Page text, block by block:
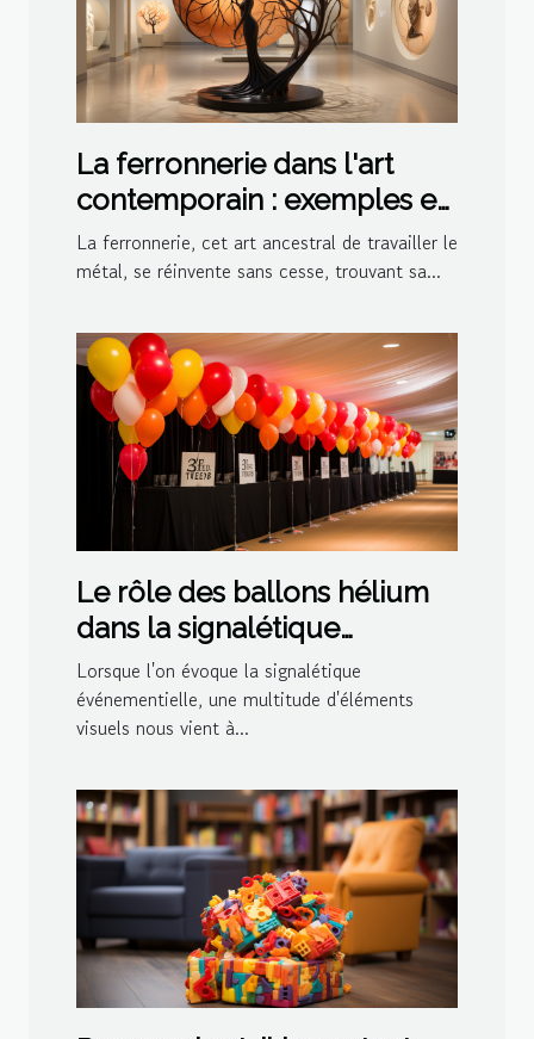
La ferronnerie dans l'art
contemporain : exemples et
inspirations
La ferronnerie, cet art ancestral de travailler le
métal, se réinvente sans cesse, trouvant sa...
Le rôle des ballons hélium
dans la signalétique
événementielle
Lorsque l'on évoque la signalétique
événementielle, une multitude d'éléments
visuels nous vient à...